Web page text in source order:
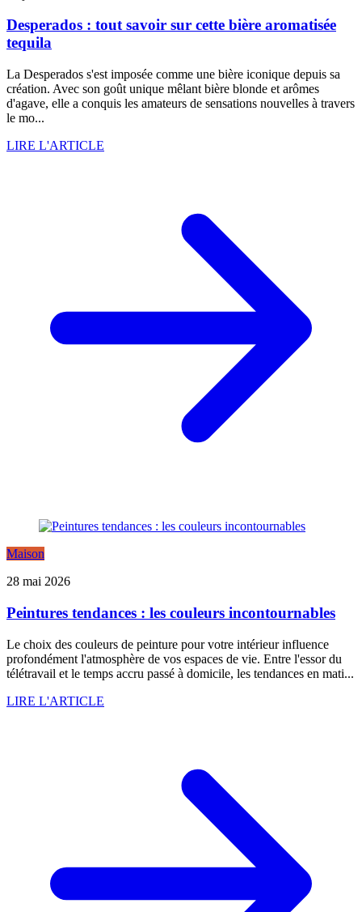
Desperados : tout savoir sur cette bière aromatisée
tequila
La Desperados s'est imposée comme une bière iconique depuis sa
création. Avec son goût unique mêlant bière blonde et arômes
d'agave, elle a conquis les amateurs de sensations nouvelles à travers
le mo...
LIRE L'ARTICLE
Maison
28 mai 2026
Peintures tendances : les couleurs incontournables
Le choix des couleurs de peinture pour votre intérieur influence
profondément l'atmosphère de vos espaces de vie. Entre l'essor du
télétravail et le temps accru passé à domicile, les tendances en mati...
LIRE L'ARTICLE